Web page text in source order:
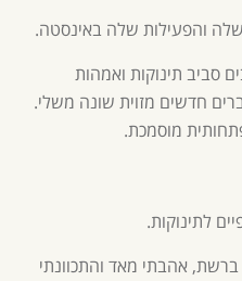
והפעילות שלה באינסטה.
תינוקות ואמהות
חדשים מזוית שונה משלי.
מוסמכת.
לתינוקות.
אהבתי מאד והתכוונתי